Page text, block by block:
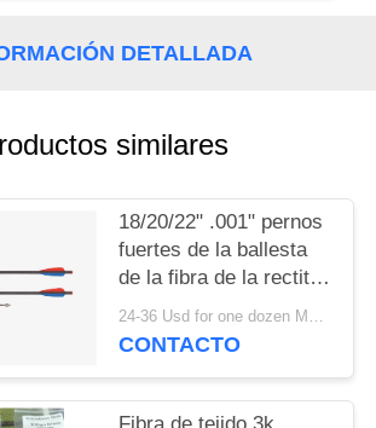
DETALLADA
similares
18/20/22" .001" pernos
fuertes de la ballesta
de la fibra de la rectitud
3k CrossWoven
24-36 Usd for one dozen MOQ:2 docenas
CONTACTO